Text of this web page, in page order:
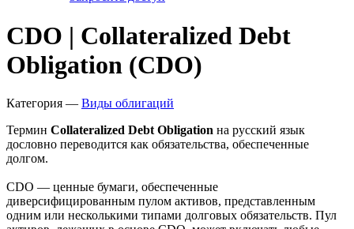
к интересующим данным
Запросить доступ
Obligation (CDO)
Категория —
Термин
Collateralized Debt Obligationна русский язык
дословно переводится как обязательства, обеспеченные
долгом.